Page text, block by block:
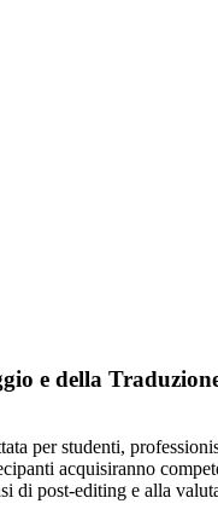
e della
per studenti,
acquisiranno
di post-editing e alla